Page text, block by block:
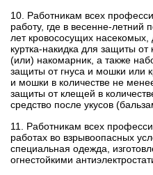
10. Работникам всех
работу, где в весенне-
лет кровососущих
куртка-накидка для защиты
(или) накомарник, а также
защиты от гнуса и мошки или
и мошки в количестве не
защиты от клещей в
средство после укусов
11. Работникам всех
работах во взрывоопасных
специальная одежда,
огнестойкими